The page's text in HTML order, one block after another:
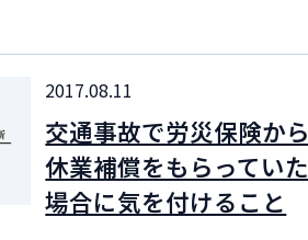
2017.08.11
交通事故で労災保険から
休業補償をもらっていた
場合に気を付けること